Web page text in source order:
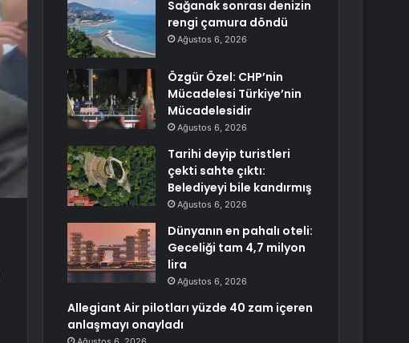
Sağanak sonrası denizin
rengi çamura döndü
Ağustos 6, 2026
Özgür Özel: CHP’nin
Mücadelesi Türkiye’nin
Mücadelesidir
Ağustos 6, 2026
Tarihi deyip turistleri
çekti sahte çıktı:
Belediyeyi bile kandırmış
Ağustos 6, 2026
Dünyanın en pahalı oteli:
Geceliği tam 4,7 milyon
lira
Ağustos 6, 2026
Allegiant Air pilotları yüzde 40 zam içeren
anlaşmayı onayladı